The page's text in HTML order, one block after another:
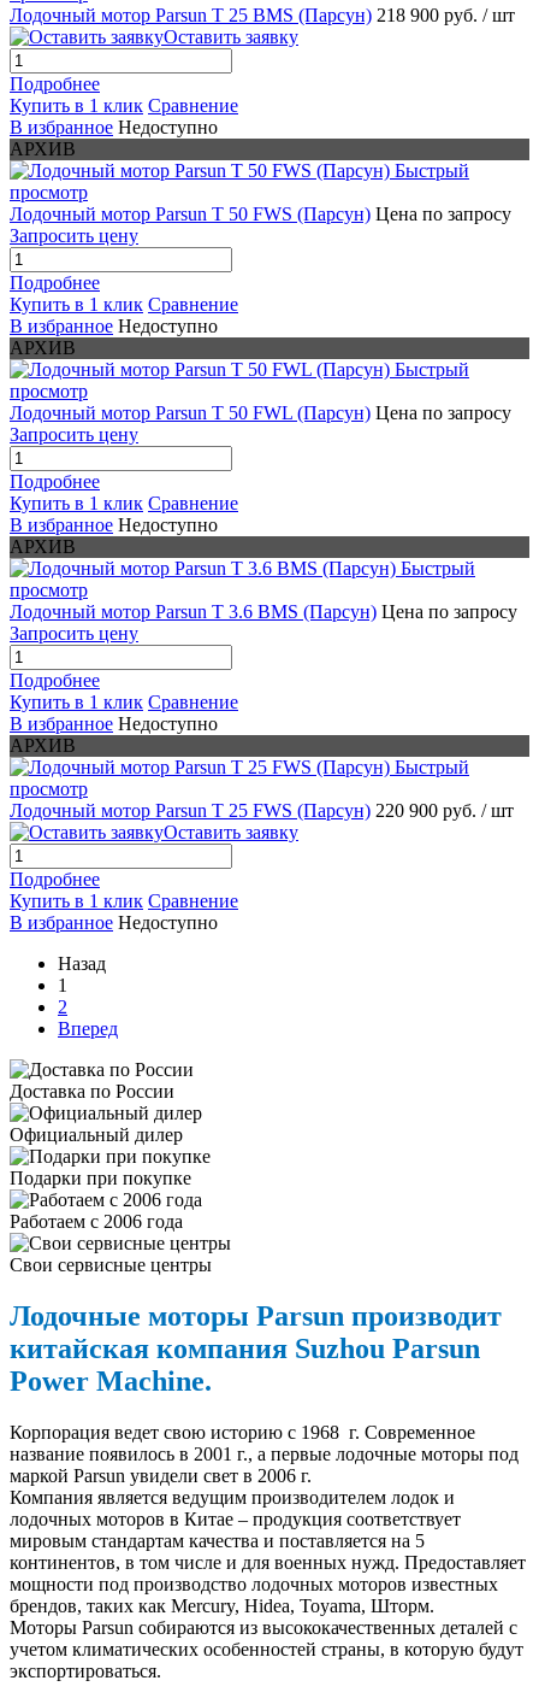
Лодочный мотор Parsun T 25 BMS (Парсун) 218 900 руб. / шт
Оставить заявку
Подробнее
Купить в 1 клик Сравнение
В избранное Недоступно
АРХИВ
Быстрый
просмотр
Лодочный мотор Parsun T 50 FWS (Парсун) Цена по запросу
Запросить цену
Подробнее
Купить в 1 клик Сравнение
В избранное Недоступно
АРХИВ
Быстрый
просмотр
Лодочный мотор Parsun T 50 FWL (Парсун) Цена по запросу
Запросить цену
Подробнее
Купить в 1 клик Сравнение
В избранное Недоступно
АРХИВ
Быстрый
просмотр
Лодочный мотор Parsun T 3.6 BMS (Парсун) Цена по запросу
Запросить цену
Подробнее
Купить в 1 клик Сравнение
В избранное Недоступно
АРХИВ
Быстрый
просмотр
Лодочный мотор Parsun T 25 FWS (Парсун) 220 900 руб. / шт
Оставить заявку
Подробнее
Купить в 1 клик Сравнение
В избранное Недоступно
Назад
1
2
Вперед
Доставка по России
Официальный дилер
Подарки при покупке
Работаем с 2006 года
Свои сервисные центры
Лодочные моторы Parsun производит
китайская компания Suzhou Parsun
Power Machine.
Корпорация ведет свою историю с 1968 г. Современное
название появилось в 2001 г., а первые лодочные моторы под
маркой Parsun увидели свет в 2006 г.
Компания является ведущим производителем лодок и
лодочных моторов в Китае – продукция соответствует
мировым стандартам качества и поставляется на 5
континентов, в том числе и для военных нужд. Предоставляет
мощности под производство лодочных моторов известных
брендов, таких как Mercury, Hidea, Toyama, Шторм.
Моторы Parsun собираются из высококачественных деталей с
учетом климатических особенностей страны, в которую будут
экспортироваться.